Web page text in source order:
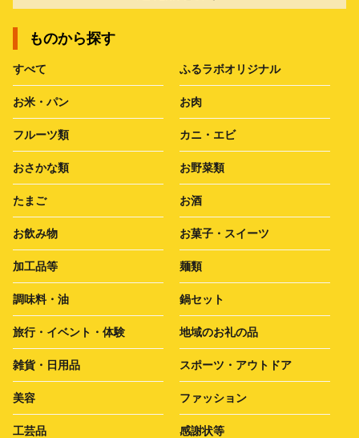
ものから探す
すべて ふるラボオリジナル
お米・パン お肉
フルーツ類 カニ・エビ
おさかな類 お野菜類
たまご お酒
お飲み物 お菓子・スイーツ
加工品等 麺類
調味料・油 鍋セット
旅行・イベント・体験 地域のお礼の品
雑貨・日用品 スポーツ・アウトドア
美容 ファッション
工芸品 感謝状等